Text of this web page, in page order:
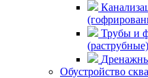
Трубы и
(раструбные)
Обустройство